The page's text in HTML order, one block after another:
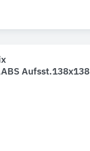
Aufsst.138x138